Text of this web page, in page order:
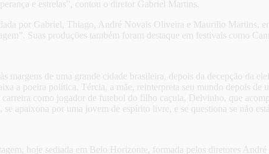
e estrelas”, contou o diretor Gabriel Martins.
por Gabriel, Thiago, André Novais Oliveira e Maurilio Martins,
Suas produções também foram destaque em festivais como
margens de uma grande cidade brasileira, depois da decepção da
a poeira política. Tércia, a mãe, reinterpreta seu mundo depois
como jogador de futebol do filho caçula, Deivinho, que
apaixona por uma jovem de espírito livre, e se questiona se não
hoje sediada em Belo Horizonte, formada pelos diretores